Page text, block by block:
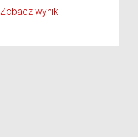
Zobacz wyniki